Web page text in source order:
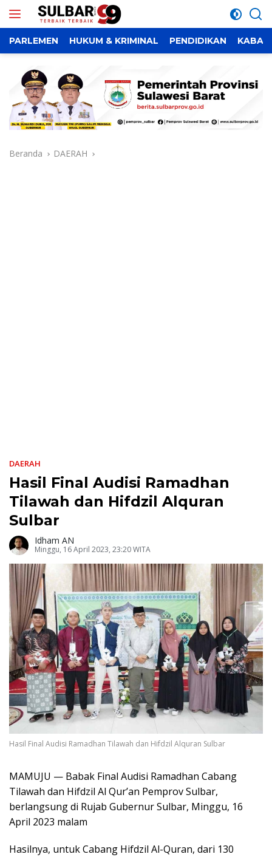
PARLEMEN HUKUM & KRIMINAL PENDIDIKAN KABAR
Beranda DAERAH
DAERAH
Hasil Final Audisi Ramadhan
Tilawah dan Hifdzil Alquran
Sulbar
Idham AN
Minggu, 16 April 2023, 23:20 WITA
Hasil Final Audisi Ramadhan Tilawah dan Hifdzil Alquran Sulbar
MAMUJU — Babak Final Audisi Ramadhan Cabang
Tilawah dan Hifdzil Al Qur’an Pemprov Sulbar,
berlangsung di Rujab Gubernur Sulbar, Minggu, 16
April 2023 malam
Hasilnya, untuk Cabang Hifdzil Al-Quran, dari 130